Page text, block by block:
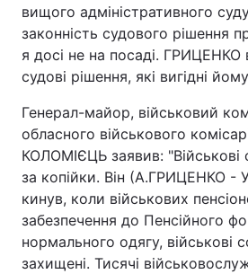
вищого адміністративного
законність судового рішення
я досі не на посаді. ГРИЦЕНКО
судові рішення, які вигідні
Генерал-майор, військовий
обласного військового
КОЛОМІЄЦЬ заявив: "Військові
за копійки. Він (А.ГРИЦЕНКО -
кинув, коли військових
забезпечення до Пенсійного
нормального одягу, військові
захищені. Тисячі